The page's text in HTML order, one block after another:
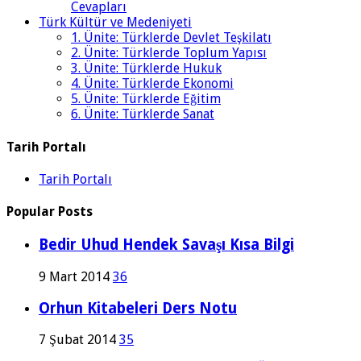
Cevapları
Türk Kültür ve Medeniyeti
1. Ünite: Türklerde Devlet Teşkilatı
2. Ünite: Türklerde Toplum Yapısı
3. Ünite: Türklerde Hukuk
4. Ünite: Türklerde Ekonomi
5. Ünite: Türklerde Eğitim
6. Ünite: Türklerde Sanat
Tarih Portalı
Tarih Portalı
Popular Posts
Bedir Uhud Hendek Savaşı Kısa Bilgi
9 Mart 2014 36
Orhun Kitabeleri Ders Notu
7 Şubat 2014 35